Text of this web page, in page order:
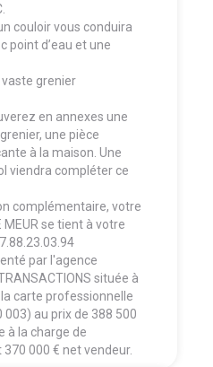
couloir vous conduira
point d’eau et une
grenier
en annexes une
une pièce
à la maison. Une
viendra compléter ce
complémentaire, votre
MEUR se tient à votre
par l'agence
située à
la carte professionnelle
au prix de 388 500
à la charge de
370 000 € net vendeur.